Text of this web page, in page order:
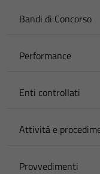
Bandi di Concorso
Performance
Enti controllati
Attività e
Provvedimenti